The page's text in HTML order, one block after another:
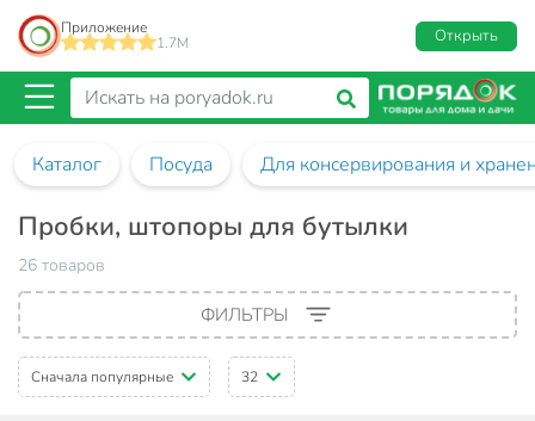
Приложение
1.7M
Открыть
Каталог Посуда Для консервирования и
Пробки, штопоры для бутылки
26 товаров
ФИЛЬТРЫ
Сначала популярные 32